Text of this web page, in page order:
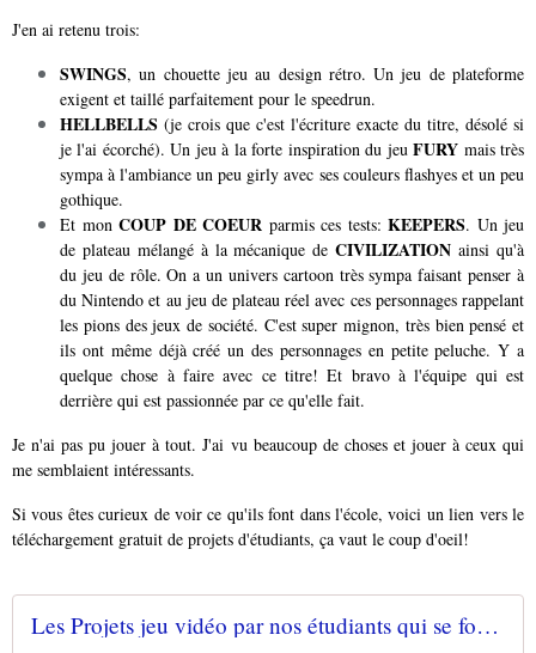
J'en ai retenu trois:
SWINGS, un chouette jeu au design rétro. Un jeu de plateforme
exigent et taillé parfaitement pour le speedrun.
HELLBELLS (je crois que c'est l'écriture exacte du titre, désolé si
je l'ai écorché). Un jeu à la forte inspiration du jeuFURY mais très
sympa à l'ambiance un peu girly avec ses couleurs flashyes et un peu
gothique.
Et mon COUP DE COEUR parmis ces tests: KEEPERS. Un jeu
de plateau mélangé à la mécanique deCIVILIZATION ainsi qu'à
du jeu de rôle. On a un univers cartoon très sympa faisant penser à
du Nintendo et au jeu de plateau réel avec ces personnages rappelant
les pions des jeux de société. C'est super mignon, très bien pensé et
ils ont même déjà créé un des personnages en petite peluche. Y a
quelque chose à faire avec ce titre! Et bravo à l'équipe qui est
derrière qui est passionnée par ce qu'elle fait.
Je n'ai pas pu jouer à tout. J'ai vu beaucoup de choses et jouer à ceux qui
me semblaient intéressants.
Si vous êtes curieux de voir ce qu'ils font dans l'école, voici un lien vers le
téléchargement gratuit de projets d'étudiants, ça vaut le coup d'oeil!
Les Projets jeu vidéo par nos étudiants qui se forment aux métiers du jeu vidéo